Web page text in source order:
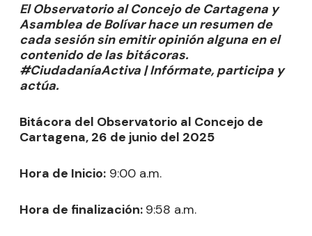
El Observatorio al Concejo de Cartagena y
Asamblea de Bolívar hace un resumen de
cada sesión sin emitir opinión alguna en el
contenido de las bitácoras.
#CiudadaníaActiva | Infórmate, participa y
actúa.
Bitácora del Observatorio al Concejo de
Cartagena, 26 de junio del 2025
Hora de Inicio: 9:00 a.m.
Hora de finalización: 9:58 a.m.